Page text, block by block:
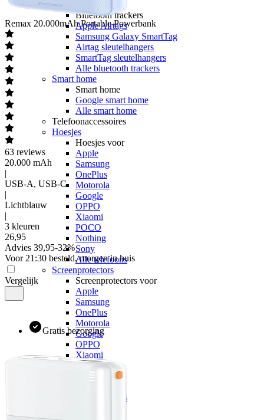
Bluetooth trackers
Bluetooth trackers
Apple Airtags
Samsung Galaxy SmartTag
Airtag sleutelhangers
SmartTag sleutelhangers
Alle bluetooth trackers
Smart home
Smart home
Google smart home
Alle smart home
Telefoonaccessoires
Hoesjes
Hoesjes voor
Apple
Samsung
OnePlus
Motorola
Google
OPPO
Xiaomi
POCO
Nothing
Sony
Alle telefoons
Screenprotectors
Screenprotectors voor
Apple
Samsung
OnePlus
Motorola
Google
OPPO
Xiaomi
POCO
Nothing
Alle telefoons
Remax 20.000mAh Portable Powerbank
63 reviews
20.000 mAh
|
USB-A, USB-C
|
Lichtblauw
|
3 kleuren
26,95
Advies 39,95-32%
Voor 21:30 besteld, morgen in huis
Vergelijk
Gratis bezorging